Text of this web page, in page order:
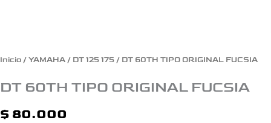
Inicio / YAMAHA / DT 125 175 / DT 60TH TIPO ORIGINAL FUCSIA
DT 60TH TIPO ORIGINAL FUCSIA
$ 80.000